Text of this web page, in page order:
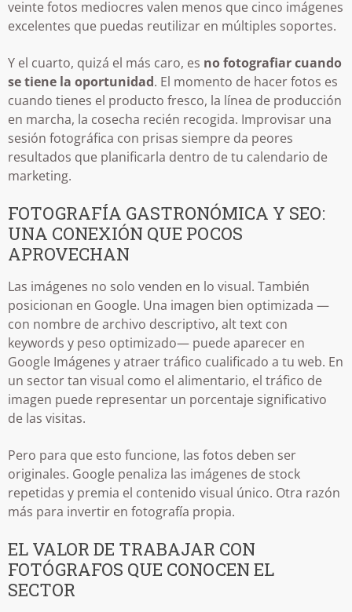
veinte fotos mediocres valen menos que cinco imágenes
excelentes que puedas reutilizar en múltiples soportes.
Y el cuarto, quizá el más caro, es no fotografiar cuando
se tiene la oportunidad. El momento de hacer fotos es
cuando tienes el producto fresco, la línea de producción
en marcha, la cosecha recién recogida. Improvisar una
sesión fotográfica con prisas siempre da peores
resultados que planificarla dentro de tu calendario de
marketing.
FOTOGRAFÍA GASTRONÓMICA Y SEO:
UNA CONEXIÓN QUE POCOS
APROVECHAN
Las imágenes no solo venden en lo visual. También
posicionan en Google. Una imagen bien optimizada —
con nombre de archivo descriptivo, alt text con
keywords y peso optimizado— puede aparecer en
Google Imágenes y atraer tráfico cualificado a tu web. En
un sector tan visual como el alimentario, el tráfico de
imagen puede representar un porcentaje significativo
de las visitas.
Pero para que esto funcione, las fotos deben ser
originales. Google penaliza las imágenes de stock
repetidas y premia el contenido visual único. Otra razón
más para invertir en fotografía propia.
EL VALOR DE TRABAJAR CON
FOTÓGRAFOS QUE CONOCEN EL
SECTOR